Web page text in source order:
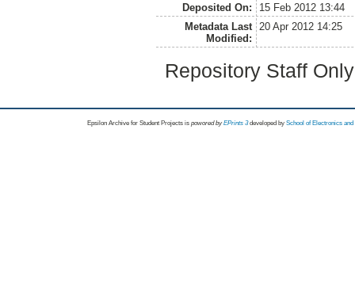
Deposited On:
15 Feb 2012 13:44
Metadata Last
Modified:
20 Apr 2012 14:25
Repository Staff
Epsilon Archive for Student Projects is powored byEPrints 3 developed by School of Electronics